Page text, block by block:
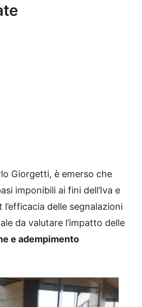
Giorgetti, è emerso che
imponibili ai fini dell’Iva e
delle segnalazioni
da valutare l’impatto delle
e adempimento